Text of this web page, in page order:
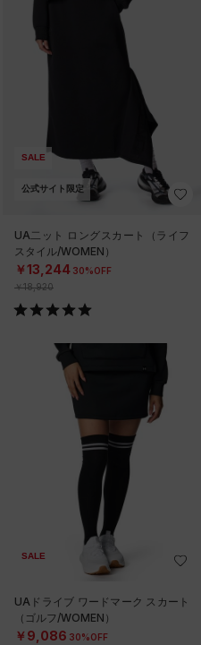
SALE
公式サイト限定
UA二ット ロングスカート（ライフ
スタイル/WOMEN）
￥13,244 30%OFF
￥18,920
SALE
UAドライブ ワードマーク スカート
（ゴルフ/WOMEN）
￥9,086 30%OFF